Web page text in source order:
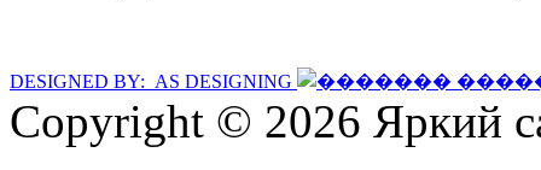
DESIGNED BY: AS DESIGNING
Copyright © 2026 Яркий